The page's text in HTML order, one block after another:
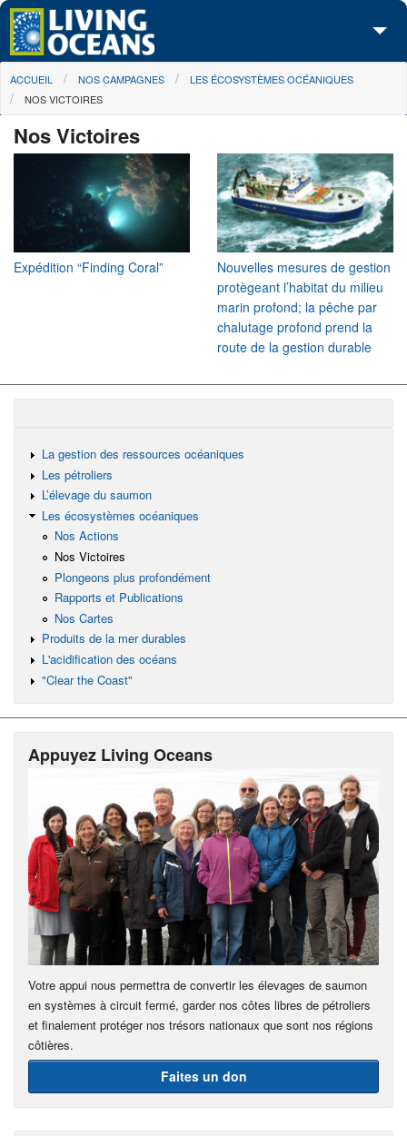
Skip to main content
À propos de nous
Centre des Médias
Les Cartes
Passez à l'action
You are here
ACCUEIL NOS CAMPAGNES
LES ÉCOSYSTÈMES OCÉANIQUES
NOS VICTOIRES
Nos Victoires
Expédition “Finding Coral”
Nouvelles mesures de gestion
protègeant l’habitat du milieu
marin profond; la pêche par
chalutage profond prend la
route de la gestion durable
La gestion des ressources océaniques
Les pétroliers
L’élevage du saumon
Les écosystèmes océaniques
Nos Actions
Nos Victoires
Plongeons plus profondément
Rapports et Publications
Nos Cartes
Produits de la mer durables
L'acidification des océans
"Clear the Coast"
Appuyez Living Oceans
Votre appui nous permettra de convertir les élevages de saumon
en systèmes à circuit fermé, garder nos côtes libres de pétroliers
et finalement protéger nos trésors nationaux que sont nos régions
côtières.
Faites un don